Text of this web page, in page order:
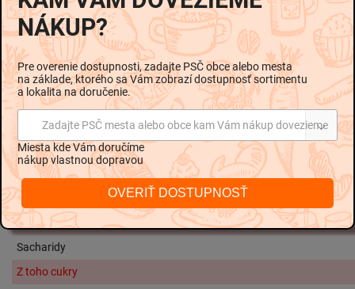
Zloženie:
biela fazuľa 44%, pitná voda, paradajkové pyré 22%, cukor,
modifikovaný kukuričný škrob, jedlá soľ, mletá cibuľa,
mletá paprika, aróma
Alergény:
Alergény sú v zložení vyznačenéhrubším písmom.
Nutričné hodnoty na 100g:
Energetická hodnota
353 kJ /
Tuky
Z toho nasýtené mastné kyseliny
Sacharidy
Z toho cukry
NÁKUP?
Pre overenie dostupnosti, zadajte PSČ obce alebo mesta
na základe, ktorého sa Vám zobrazí dostupnosť sortimentu
a lokalita na doručenie.
Zadajte PSČ mesta alebo obce kam Vám nákup dovezieme
Miesta kde Vám doručíme
nákup vlastnou dopravou
OVERIŤ DOSTUPNOSŤ